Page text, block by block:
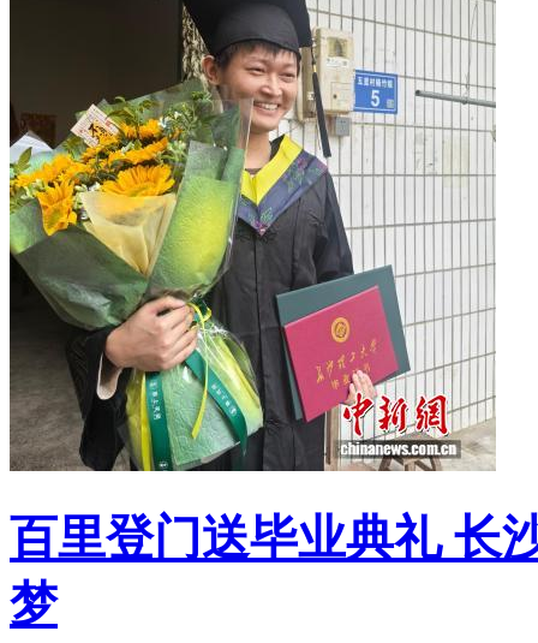
百里登门送毕业典礼 长
梦